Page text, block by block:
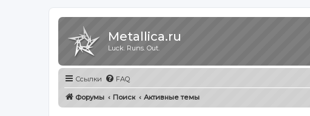
Metallica.ru
Luck. Runs. Out.
Ссылки FAQ
Форумы Поиск Активные темы